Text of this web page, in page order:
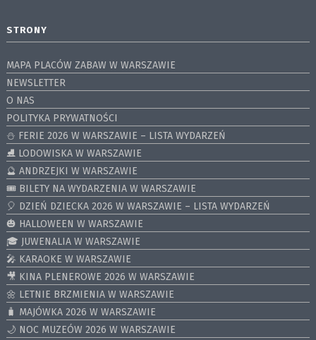
STRONY
MAPA PLACÓW ZABAW W WARSZAWIE
NEWSLETTER
O NAS
POLITYKA PRYWATNOŚCI
⛄️ FERIE 2026 W WARSZAWIE – LISTA WYDARZEŃ
⛸ LODOWISKA W WARSZAWIE
🔮 ANDRZEJKI W WARSZAWIE
🎟️ BILETY NA WYDARZENIA W WARSZAWIE
🎈 DZIEŃ DZIECKA 2026 W WARSZAWIE – LISTA WYDARZEŃ
🎃 HALLOWEEN W WARSZAWIE
🎓 JUWENALIA W WARSZAWIE
🎤 KARAOKE W WARSZAWIE
🎥 KINA PLENEROWE 2026 W WARSZAWIE
🌼 LETNIE BRZMIENIA W WARSZAWIE
🧳 MAJÓWKA 2026 W WARSZAWIE
🌙 NOC MUZEÓW 2026 W WARSZAWIE